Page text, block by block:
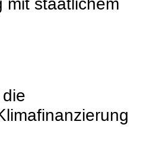
mit staatlichem